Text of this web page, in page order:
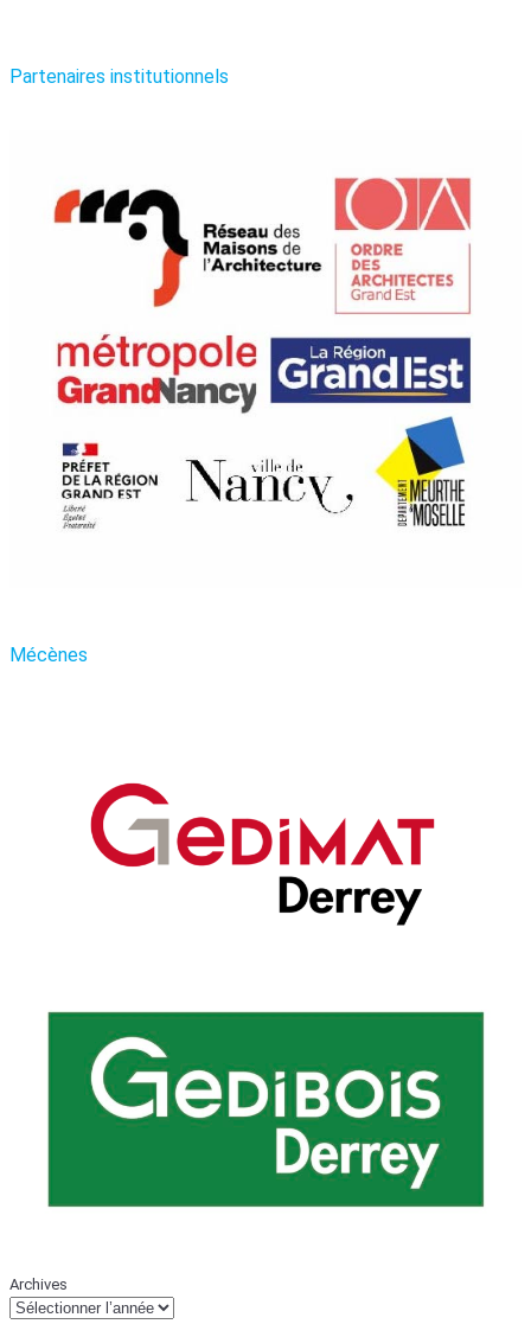
Partenaires institutionnels
Mécènes
Archives